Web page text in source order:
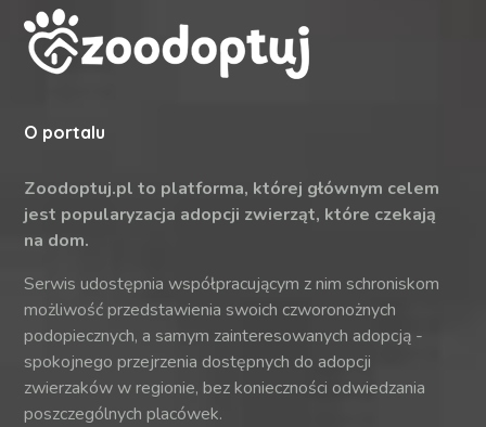
O portalu
Zoodoptuj.pl to platforma, której głównym celem
jest popularyzacja adopcji zwierząt, które czekają
na dom.
Serwis udostępnia współpracującym z nim schroniskom
możliwość przedstawienia swoich czworonożnych
podopiecznych, a samym zainteresowanych adopcją -
spokojnego przejrzenia dostępnych do adopcji
zwierzaków w regionie, bez konieczności odwiedzania
poszczególnych placówek.